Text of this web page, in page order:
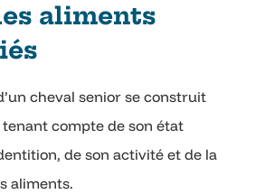
aliments
cheval senior se construit
compte de son état
de son activité et de la
aliments.